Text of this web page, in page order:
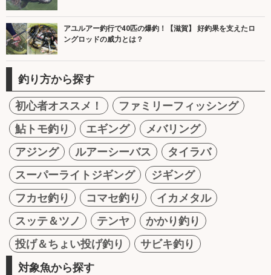
アユルアー釣行で40匹の爆釣！【滋賀】 好釣果を支えたロ
ングロッドの威力とは？
釣り方から探す
初心者オススメ！
ファミリーフィッシング
鮎トモ釣り
エギング
メバリング
アジング
ルアーシーバス
タイラバ
スーパーライトジギング
ジギング
フカセ釣り
コマセ釣り
イカメタル
スッテ＆ツノ
テンヤ
かかり釣り
投げ＆ちょい投げ釣り
サビキ釣り
対象魚から探す